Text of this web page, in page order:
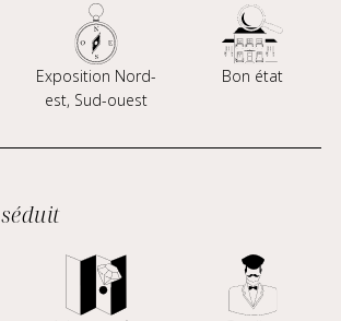
Exposition Nord-
est, Sud-ouest
Bon état
séduit